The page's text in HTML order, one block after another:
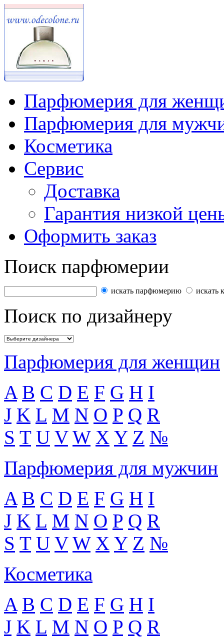
Парфюмерия для
Парфюмерия для
Косметика
Сервис
Доставка
Гарантия низкой
Оформить заказ
Поиск парфюмерии
искать парфюмерию искать
Поиск по дизайнеру
Парфюмерия для женщин
A B C D E F G H I
J K L M N O P Q R
S T U V W X Y Z №
Парфюмерия для мужчин
A B C D E F G H I
J K L M N O P Q R
S T U V W X Y Z №
Косметика
A B C D E F G H I
J K L M N O P Q R